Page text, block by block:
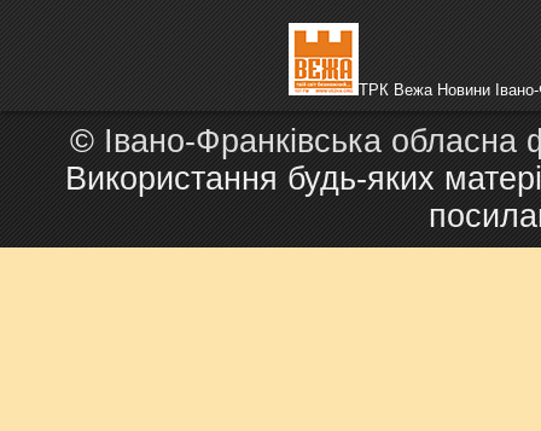
ТРК Вежа Новини Івано-
© Івано-Франківська обласна
Використання будь-яких